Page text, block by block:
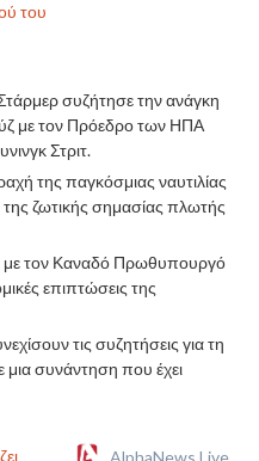
του
συζήτησε την ανάγκη
με τον Πρόεδρο των ΗΠΑ
Στριτ.
της παγκόσμιας ναυτιλίας
ζωτικής σημασίας πλωτής
με τον Καναδό Πρωθυπουργό
επιπτώσεις της
τις συζητήσεις για τη
συνάντηση που έχει
AlphaNews.Live